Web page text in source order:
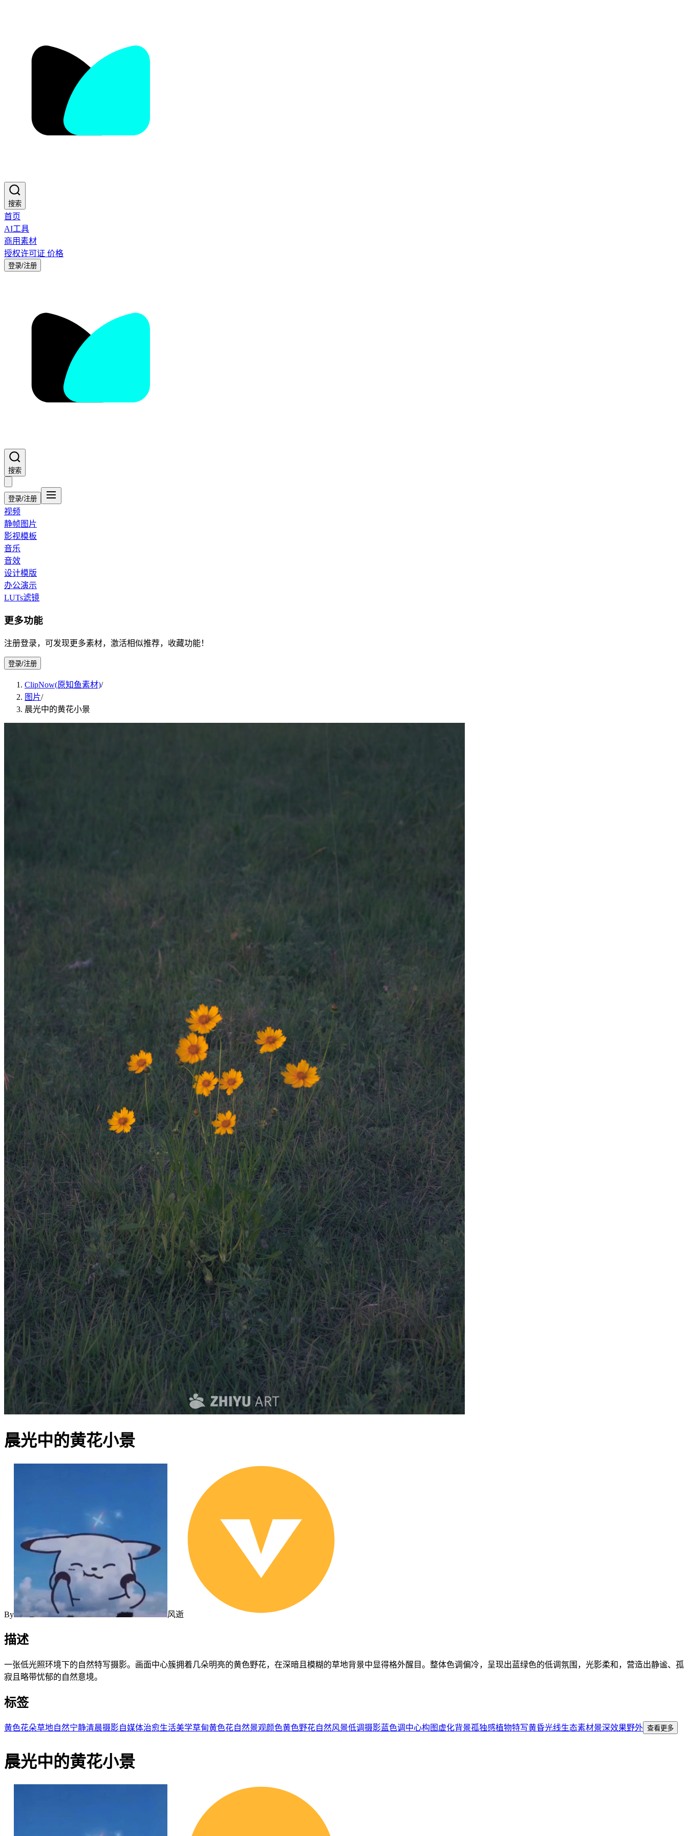
搜索
首页
AI工具
商用素材
授权许可证 价格
登录/注册
搜索
登录/注册
视频
静帧图片
影视模板
音乐
音效
设计模版
办公演示
LUTs滤镜
更多功能
注册登录，可发现更多素材，激活相似推荐，收藏功能！
登录/注册
ClipNow(原知鱼素材)/
图片/
晨光中的黄花小景
晨光中的黄花小景
By 风逝
描述
一张低光照环境下的自然特写摄影。画面中心簇拥着几朵明亮的黄色野花，在深暗且模糊的草地背景中显得格外醒目。整体色调偏冷，呈现出蓝绿色的低调氛围，光影柔和，营造出静谧、孤
寂且略带忧郁的自然意境。
标签
黄色花朵草地自然宁静清晨摄影自媒体治愈生活美学草甸黄色花自然景观颜色黄色野花自然风景低调摄影蓝色调 中心构图 虚化背景孤独感植物特写黄昏光线生态素材景深效果野外 查看更多
晨光中的黄花小景